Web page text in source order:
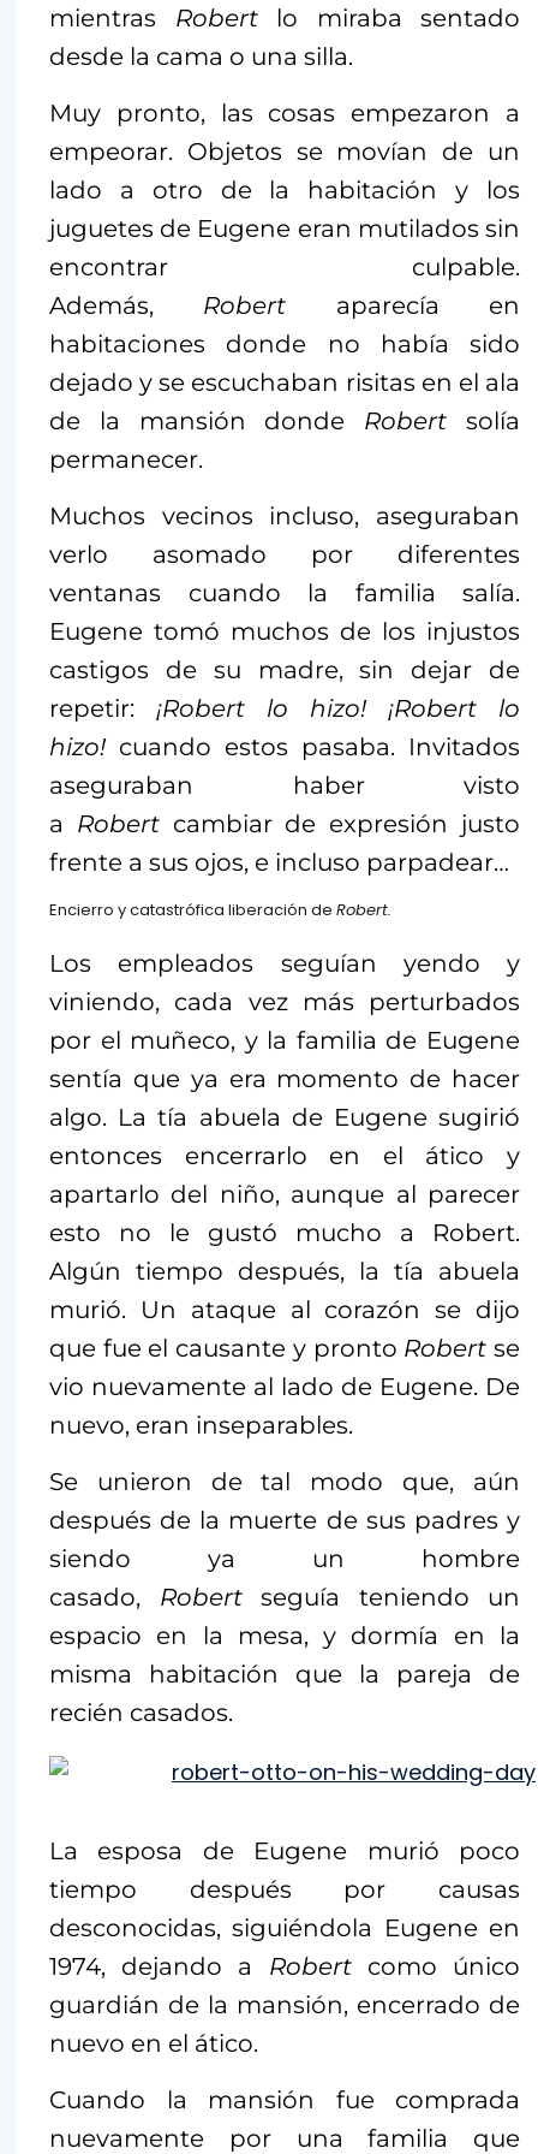
mientras Robert lo miraba sentado
desde la cama o una silla.
Muy pronto, las cosas empezaron a
empeorar. Objetos se movían de un
lado a otro de la habitación y los
juguetes de Eugene eran mutilados sin
encontrar culpable.
Además, Robert aparecía en
habitaciones donde no había sido
dejado y se escuchaban risitas en el ala
de la mansión donde Robertsolía
permanecer.
Muchos vecinos incluso, aseguraban
verlo asomado por diferentes
ventanas cuando la familia salía.
Eugene tomó muchos de los injustos
castigos de su madre, sin dejar de
repetir: ¡Robert lo hizo! ¡Robert lo
hizo! cuando estos pasaba. Invitados
aseguraban haber visto
a Robert cambiar de expresión justo
frente a sus ojos, e incluso parpadear…
Encierro y catastrófica liberación de Robert.
Los empleados seguían yendo y
viniendo, cada vez más perturbados
por el muñeco, y la familia de Eugene
sentía que ya era momento de hacer
algo. La tía abuela de Eugene sugirió
entonces encerrarlo en el ático y
apartarlo del niño, aunque al parecer
esto no le gustó mucho a Robert.
Algún tiempo después, la tía abuela
murió. Un ataque al corazón se dijo
que fue el causante y pronto Robertse
vio nuevamente al lado de Eugene. De
nuevo, eran inseparables.
Se unieron de tal modo que, aún
después de la muerte de sus padres y
siendo ya un hombre
casado, Robert seguía teniendo un
espacio en la mesa, y dormía en la
misma habitación que la pareja de
recién casados.
La esposa de Eugene murió poco
tiempo después por causas
desconocidas, siguiéndola Eugene en
1974, dejando a Robert como único
guardián de la mansión, encerrado de
nuevo en el ático.
Cuando la mansión fue comprada
nuevamente por una familia que